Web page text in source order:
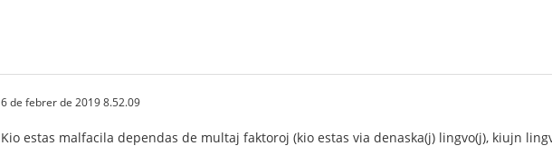
6 de febrer de 2019 8.52.09
Kio estas malfacila dependas de multaj faktoroj (kio estas via denaska(j) lingvo(j), kiujn